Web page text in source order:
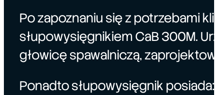
Po zapoznaniu się z potrzebami
słupowysięgnikiem CaB 300M.
głowicę spawalniczą,
Ponadto słupowysięgnik posiada: